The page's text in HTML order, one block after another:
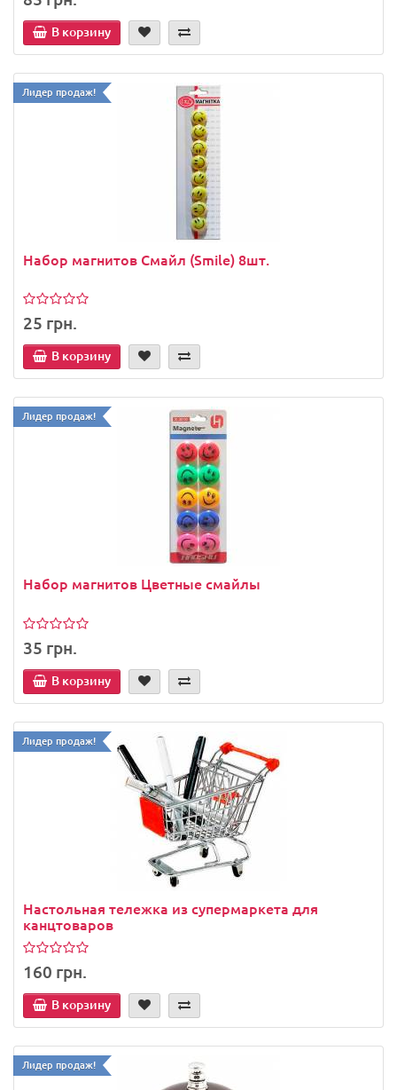
В корзину
Лидер продаж!
Набор магнитов Смайл (Smile) 8шт.
25 грн.
В корзину
Лидер продаж!
Набор магнитов Цветные смайлы
35 грн.
В корзину
Лидер продаж!
Настольная тележка из супермаркета для
канцтоваров
160 грн.
В корзину
Лидер продаж!